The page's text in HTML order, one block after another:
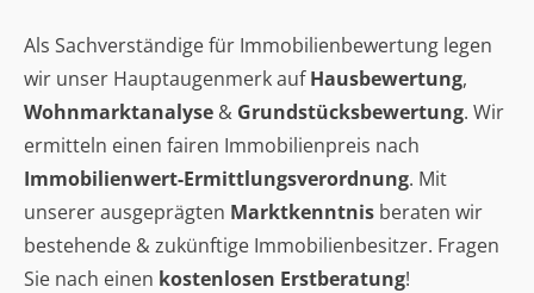
Als Sachverständige für Immobilienbewertung legen
wir unser Hauptaugenmerk aufHausbewertung,
Wohnmarktanalyse & Grundstücksbewertung. Wir
ermitteln einen fairen Immobilienpreis nach
Immobilienwert-Ermittlungsverordnung. Mit
unserer ausgeprägten Marktkenntnis beraten wir
bestehende & zukünftige Immobilienbesitzer. Fragen
Sie nach einen kostenlosen Erstberatung!